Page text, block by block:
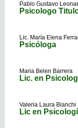
Pablo Gustavo
Psicologo
Lic. María Elena
Psicóloga
Maria Belen Barrera
Lic. en
Valeria Laura Bianchi
Lic en